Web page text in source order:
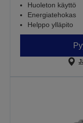
Huoleton käyttö
Energiatehokas
Helppo ylläpito